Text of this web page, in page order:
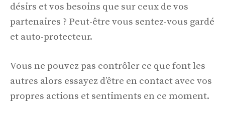
désirs et vos besoins que sur ceux de vos
partenaires ? Peut-être vous sentez-vous gardé
et auto-protecteur.
Vous ne pouvez pas contrôler ce que font les
autres alors essayez d’être en contact avec vos
propres actions et sentiments en ce moment.